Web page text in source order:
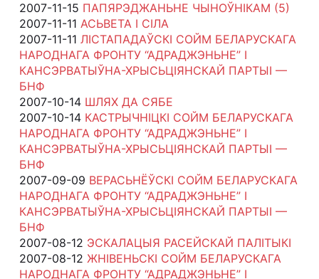
2007-11-15 ПАПЯРЭДЖАНЬНЕ ЧЫНОЎНІКАМ (5)
2007-11-11 АСЬВЕТА І СІЛА
2007-11-11 ЛІСТАПАДАЎСКІ СОЙМ БЕЛАРУСКАГА
НАРОДНАГА ФРОНТУ “АДРАДЖЭНЬНЕ” І
КАНСЭРВАТЫЎНА-ХРЫСЬЦІЯНСКАЙ ПАРТЫІ —
БНФ
2007-10-14 ШЛЯХ ДА СЯБЕ
2007-10-14 КАСТРЫЧНІЦКІ СОЙМ БЕЛАРУСКАГА
НАРОДНАГА ФРОНТУ “АДРАДЖЭНЬНЕ” І
КАНСЭРВАТЫЎНА-ХРЫСЬЦІЯНСКАЙ ПАРТЫІ —
БНФ
2007-09-09 ВЕРАСЬНЁЎСКІ СОЙМ БЕЛАРУСКАГА
НАРОДНАГА ФРОНТУ “АДРАДЖЭНЬНЕ” І
КАНСЭРВАТЫЎНА-ХРЫСЬЦІЯНСКАЙ ПАРТЫІ —
БНФ
2007-08-12 ЭСКАЛАЦЫЯ РАСЕЙСКАЙ ПАЛІТЫКІ
2007-08-12 ЖНІВЕНЬСКІ СОЙМ БЕЛАРУСКАГА
НАРОДНАГА ФРОНТУ “АДРАДЖЭНЬНЕ” І